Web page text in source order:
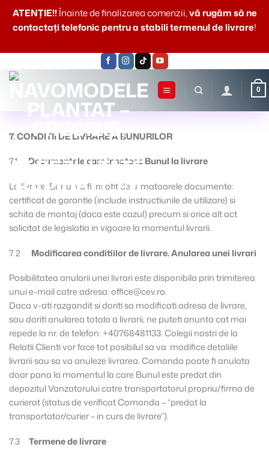
ATENŢIE!!Înainte de finalizarea comenzii,vă rugăm să ne
contactaţi telefonic pentru a stabili termenul de livrare!
0
7. CONDITII DE LIVRARE A BUNURILOR
7.1
Documentele care insotesc Bunul la livrare
La livrare, Bunul va fi insotit de urmatoarele documente:
certificat de garantie (include instructiunile de utilizare) si
schita de montaj (daca este cazul) precum si orice alt act
solicitat de legislatia in vigoare la momentul livrarii.
7.2 Modificarea conditiilor de livrare. Anularea unei livrari
Posibilitatea anularii unei livrari este disponibila prin trimiterea
unui e-mail catre adresa: office@cev.ro.
Daca v-ati razgandit si doriti sa modificati adresa de livrare,
sau doriti anularea totala a livrarii, ne puteti anunta cat mai
repede la nr. de telefon: +40768481133. Colegii nostri de la
Relatii Clienti vor face tot posibilul sa va modifice detaliile
livrarii sau sa va anuleze livrarea. Comanda poate fi anulata
doar pana la momentul la care Bunul este predat din
depozitul Vanzatorului catre transportatorul propriu/firma de
curierat (status de verificat Comanda – “predat la
transportator/curier – in curs de livrare”).
7.3 Termene de livrare